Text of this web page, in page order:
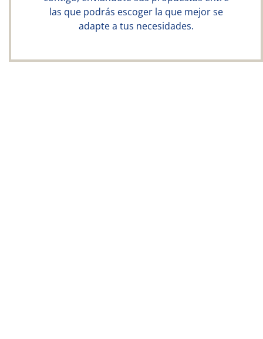
las que podrás escoger la que mejor se
adapte a tus necesidades.